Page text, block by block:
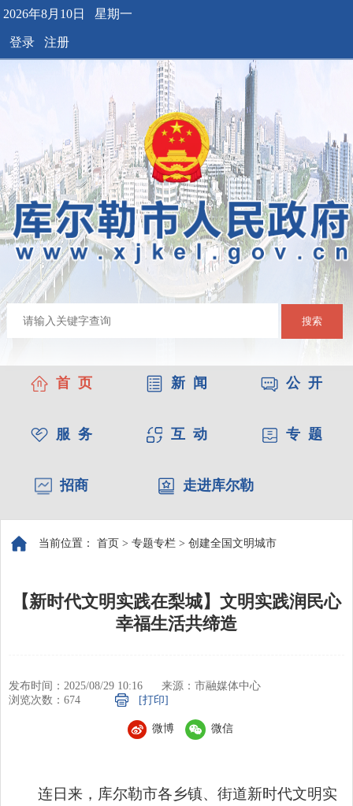
2026年8月10日 星期一
登录 注册
搜索
首 页 新 闻 公 开
服 务 互 动 专 题
招商 走进库尔勒
当前位置： 首页 > 专题专栏 > 创建全国文明城市
【新时代文明实践在梨城】文明实践润民心
幸福生活共缔造
发布时间：2025/08/29 10:16
来源：市融媒体中心
浏览次数： 674 [打印]
微博 微信
连日来，库尔勒市各乡镇、街道新时代文明实